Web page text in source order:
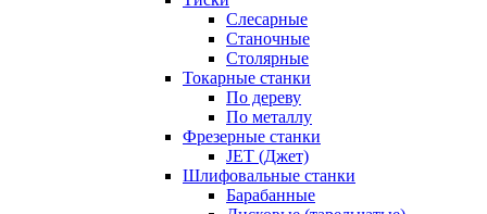
Слесарные
Станочные
Столярные
Токарные станки
По дереву
По металлу
Фрезерные станки
JET (Джет)
Шлифовальные станки
Барабанные